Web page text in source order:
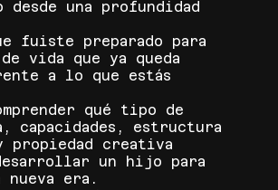
desde una profundidad
fuiste preparado para
vida que ya queda
a lo que estás
qué tipo de
capacidades, estructura
creativa
un hijo para
era.